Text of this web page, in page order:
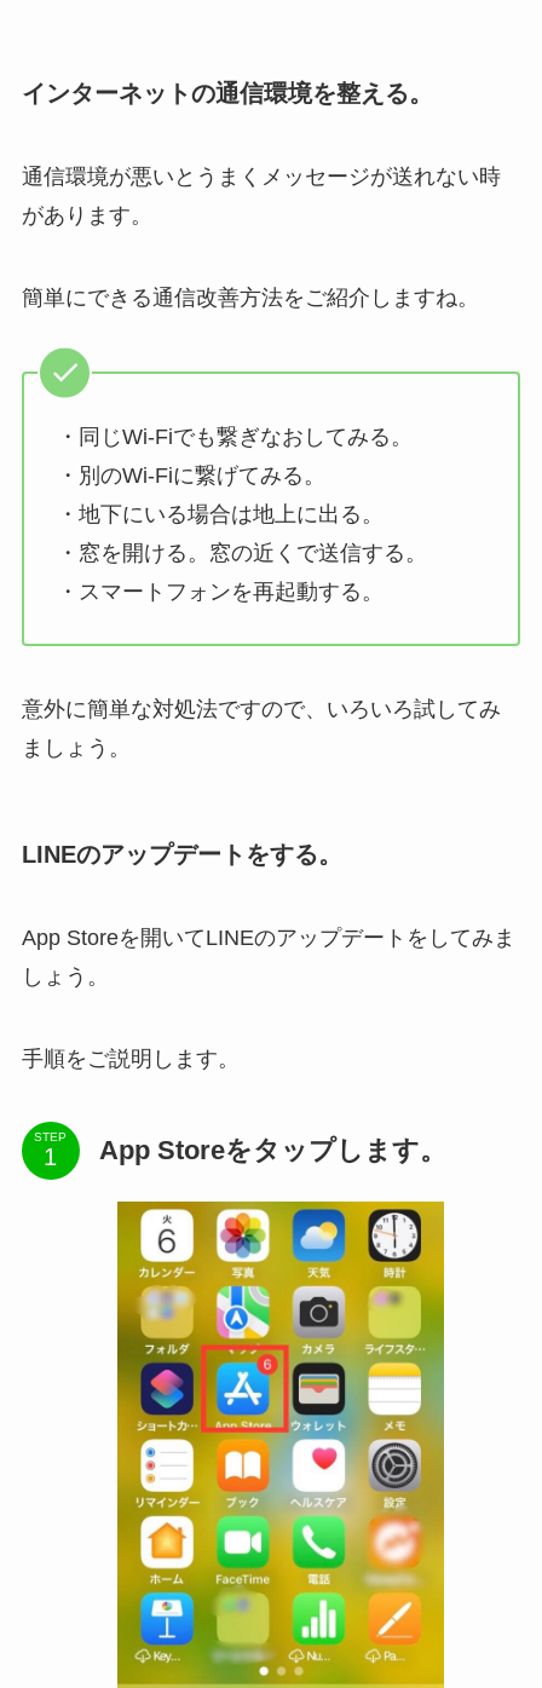
インターネットの通信環境を整える。
通信環境が悪いとうまくメッセージが送れない時
があります。
簡単にできる通信改善方法をご紹介しますね。
・同じWi-Fiでも繋ぎなおしてみる。
・別のWi-Fiに繋げてみる。
・地下にいる場合は地上に出る。
・窓を開ける。窓の近くで送信する。
・スマートフォンを再起動する。
意外に簡単な対処法ですので、いろいろ試してみ
ましょう。
LINEのアップデートをする。
App Storeを開いてLINEのアップデートをしてみま
しょう。
手順をご説明します。
STEP App Storeをタップします。